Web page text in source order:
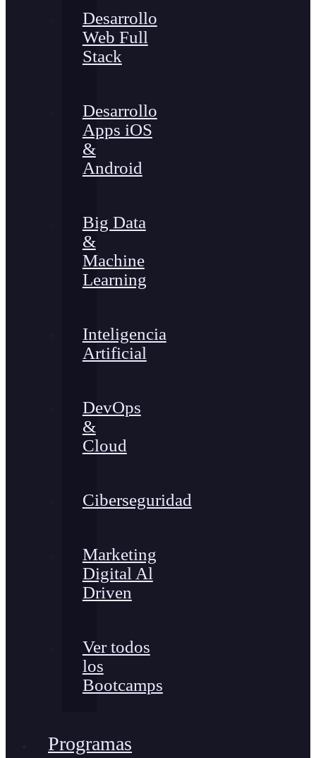
Desarrollo
Web Full
Stack
Desarrollo
Apps iOS
&
Android
Big Data
&
Machine
Learning
Inteligencia
Artificial
DevOps
&
Cloud
Ciberseguridad
Marketing
Digital Al
Driven
Ver todos
los
Bootcamps
Programas